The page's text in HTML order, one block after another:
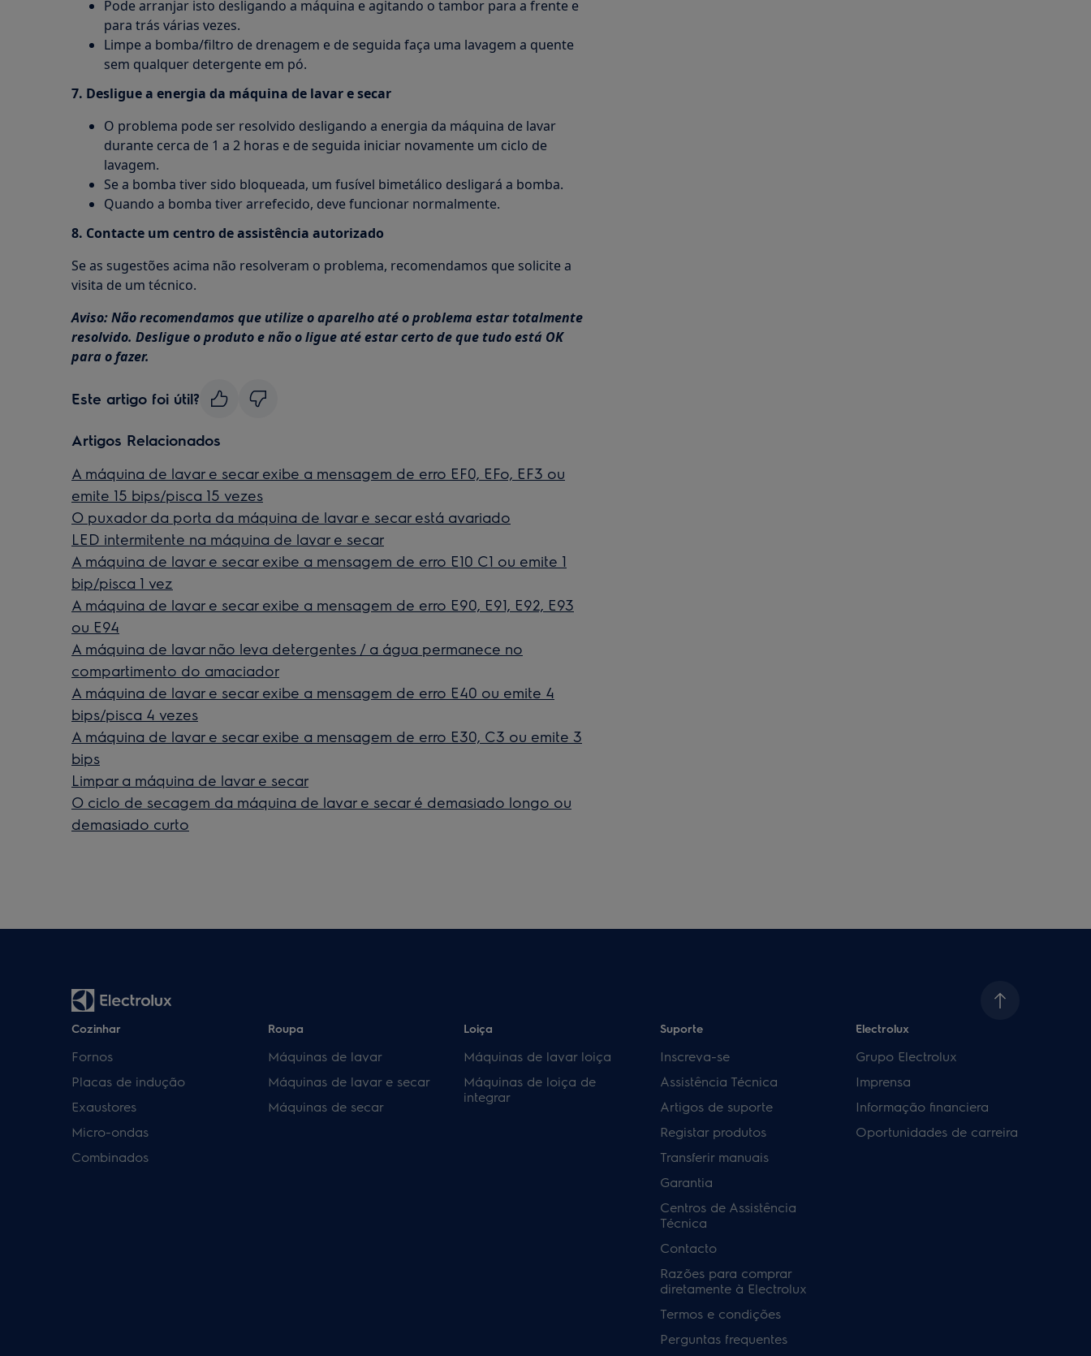
Pode arranjar isto desligando a máquina e agitando o tambor para a frente e
para trás várias vezes.
Limpe a bomba/filtro de drenagem e de seguida faça uma lavagem a quente
sem qualquer detergente em pó.
7. Desligue a energia da máquina de lavar e secar
O problema pode ser resolvido desligando a energia da máquina de lavar
durante cerca de 1 a 2 horas e de seguida iniciar novamente um ciclo de
lavagem.
Se a bomba tiver sido bloqueada, um fusível bimetálico desligará a bomba.
Quando a bomba tiver arrefecido, deve funcionar normalmente.
8. Contacte um centro de assistência autorizado
Se as sugestões acima não resolveram o problema, recomendamos que solicite a
visita de um técnico.
Aviso: Não recomendamos que utilize o aparelho até o problema estar totalmente
resolvido. Desligue o produto e não o ligue até estar certo de que tudo está OK
para o fazer.
Este artigo foi útil?
Artigos Relacionados
A máquina de lavar e secar exibe a mensagem de erro EF0, EFo, EF3 ou
emite 15 bips/pisca 15 vezes
O puxador da porta da máquina de lavar e secar está avariado
LED intermitente na máquina de lavar e secar
A máquina de lavar e secar exibe a mensagem de erro E10 C1 ou emite 1
bip/pisca 1 vez
A máquina de lavar e secar exibe a mensagem de erro E90, E91, E92, E93
ou E94
A máquina de lavar não leva detergentes / a água permanece no
compartimento do amaciador
A máquina de lavar e secar exibe a mensagem de erro E40 ou emite 4
bips/pisca 4 vezes
A máquina de lavar e secar exibe a mensagem de erro E30, C3 ou emite 3
bips
Limpar a máquina de lavar e secar
O ciclo de secagem da máquina de lavar e secar é demasiado longo ou
demasiado curto
Cozinhar
Fornos
Placas de indução
Exaustores
Micro-ondas
Combinados
Roupa
Máquinas de lavar
Máquinas de lavar e secar
Máquinas de secar
Loiça
Máquinas de lavar loiça
Máquinas de loiça de
integrar
Suporte
Inscreva-se
Assistência Técnica
Artigos de suporte
Registar produtos
Transferir manuais
Garantia
Centros de Assistência
Técnica
Contacto
Razões para comprar
diretamente à Electrolux
Termos e condições
Perguntas frequentes
Electrolux
Grupo Electrolux
Imprensa
Informação financiera
Oportunidades de carreira